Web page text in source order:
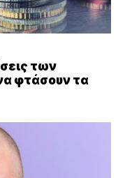
των
να φτάσουν τα